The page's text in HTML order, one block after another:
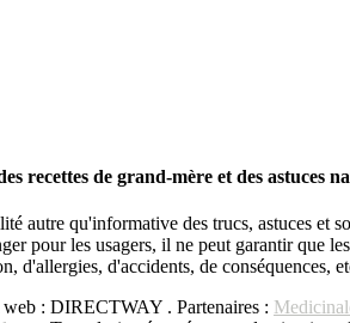
recettes de grand-mère et des astuces
autre qu'informative des trucs, astuces et
pour les usagers, il ne peut garantir que
d'allergies, d'accidents, de
: DIRECTWAY . Partenaires :